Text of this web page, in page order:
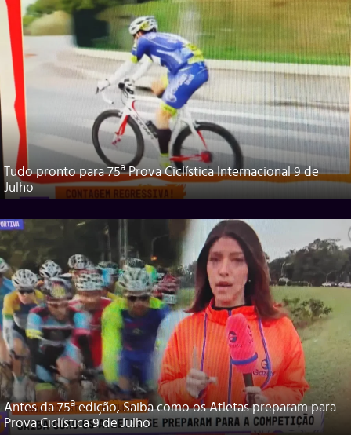
Tudo pronto para 75ª Prova Ciclística Internacional 9 de
Julho
Antes da 75ª edição, Saiba como os Atletas preparam para
Prova Ciclística 9 de Julho